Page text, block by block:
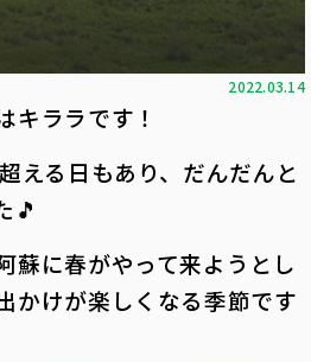
2022.03.14
キララです！
える日もあり、だんだんと
🎵
蘇に春がやって来ようとし
かけが楽しくなる季節です